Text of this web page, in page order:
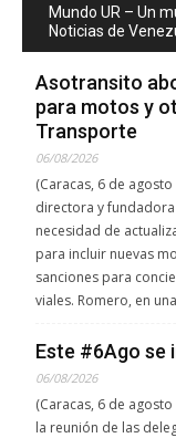
Mundo UR – Un
Noticias de
Asotransito
para motos y
Transporte
06/08/2026
(Caracas, 6 de
directora y
necesidad de
para incluir nuevas
sanciones para
viales. Romero, en
Este #6Ago se
06/08/2026
(Caracas, 6 de
la reunión de las